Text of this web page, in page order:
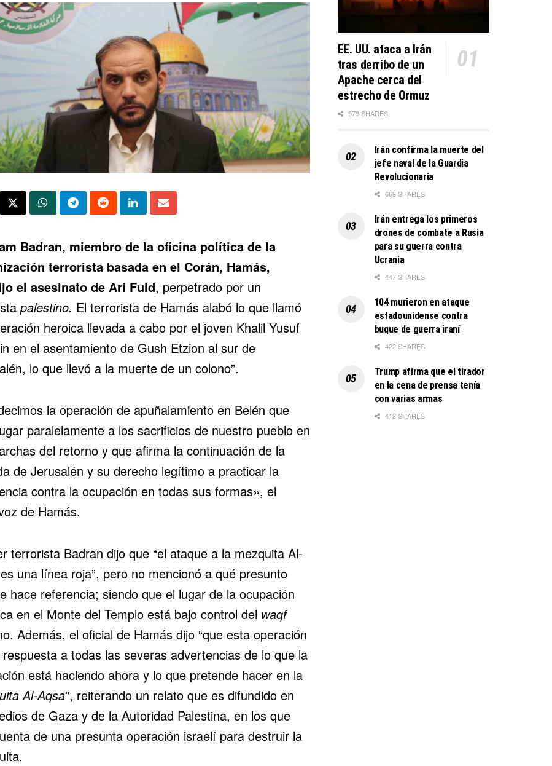
Badran, miembro de la oficina política de la
terrorista basada en el Corán, Hamás,
el asesinato de Ari Fuld, perpetrado por un
palestino. El terrorista de Hamás alabó lo que llamó
heroica llevada a cabo por el joven Khalil Yusuf
en el asentamiento de Gush Etzion al sur de
lo que llevó a la muerte de un colono”.
la operación de apuñalamiento en Belén que
paralelamente a los sacrificios de nuestro pueblo en
del retorno y que afirma la continuación de la
de Jerusalén y su derecho legítimo a practicar la
contra la ocupación en todas sus formas», el
de Hamás.
terrorista Badran dijo que “el ataque a la mezquita Al-
una línea roja”, pero no mencionó a qué presunto
hace referencia; siendo que el lugar de la ocupación
en el Monte del Templo está bajo control del waqf
Además, el oficial de Hamás dijo “que esta operación
a todas las severas advertencias de lo que la
está haciendo ahora y lo que pretende hacer en la
Al-Aqsa”, reiterando un relato que es difundido en
de Gaza y de la Autoridad Palestina, en los que
de una presunta operación israelí para destruir la
EE. UU. ataca a Irán
tras derribo de un
Apache cerca del
estrecho de Ormuz
979 SHARES
Irán confirma la muerte del
jefe naval de la Guardia
Revolucionaria
669 SHARES
Irán entrega los primeros
drones de combate a Rusia
para su guerra contra
Ucrania
447 SHARES
104 murieron en ataque
estadounidense contra
buque de guerra iraní
422 SHARES
Trump afirma que el tirador
en la cena de prensa tenía
con varias armas
412 SHARES